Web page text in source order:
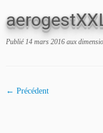
Publié 14 mars 2016 aux
← Précédent